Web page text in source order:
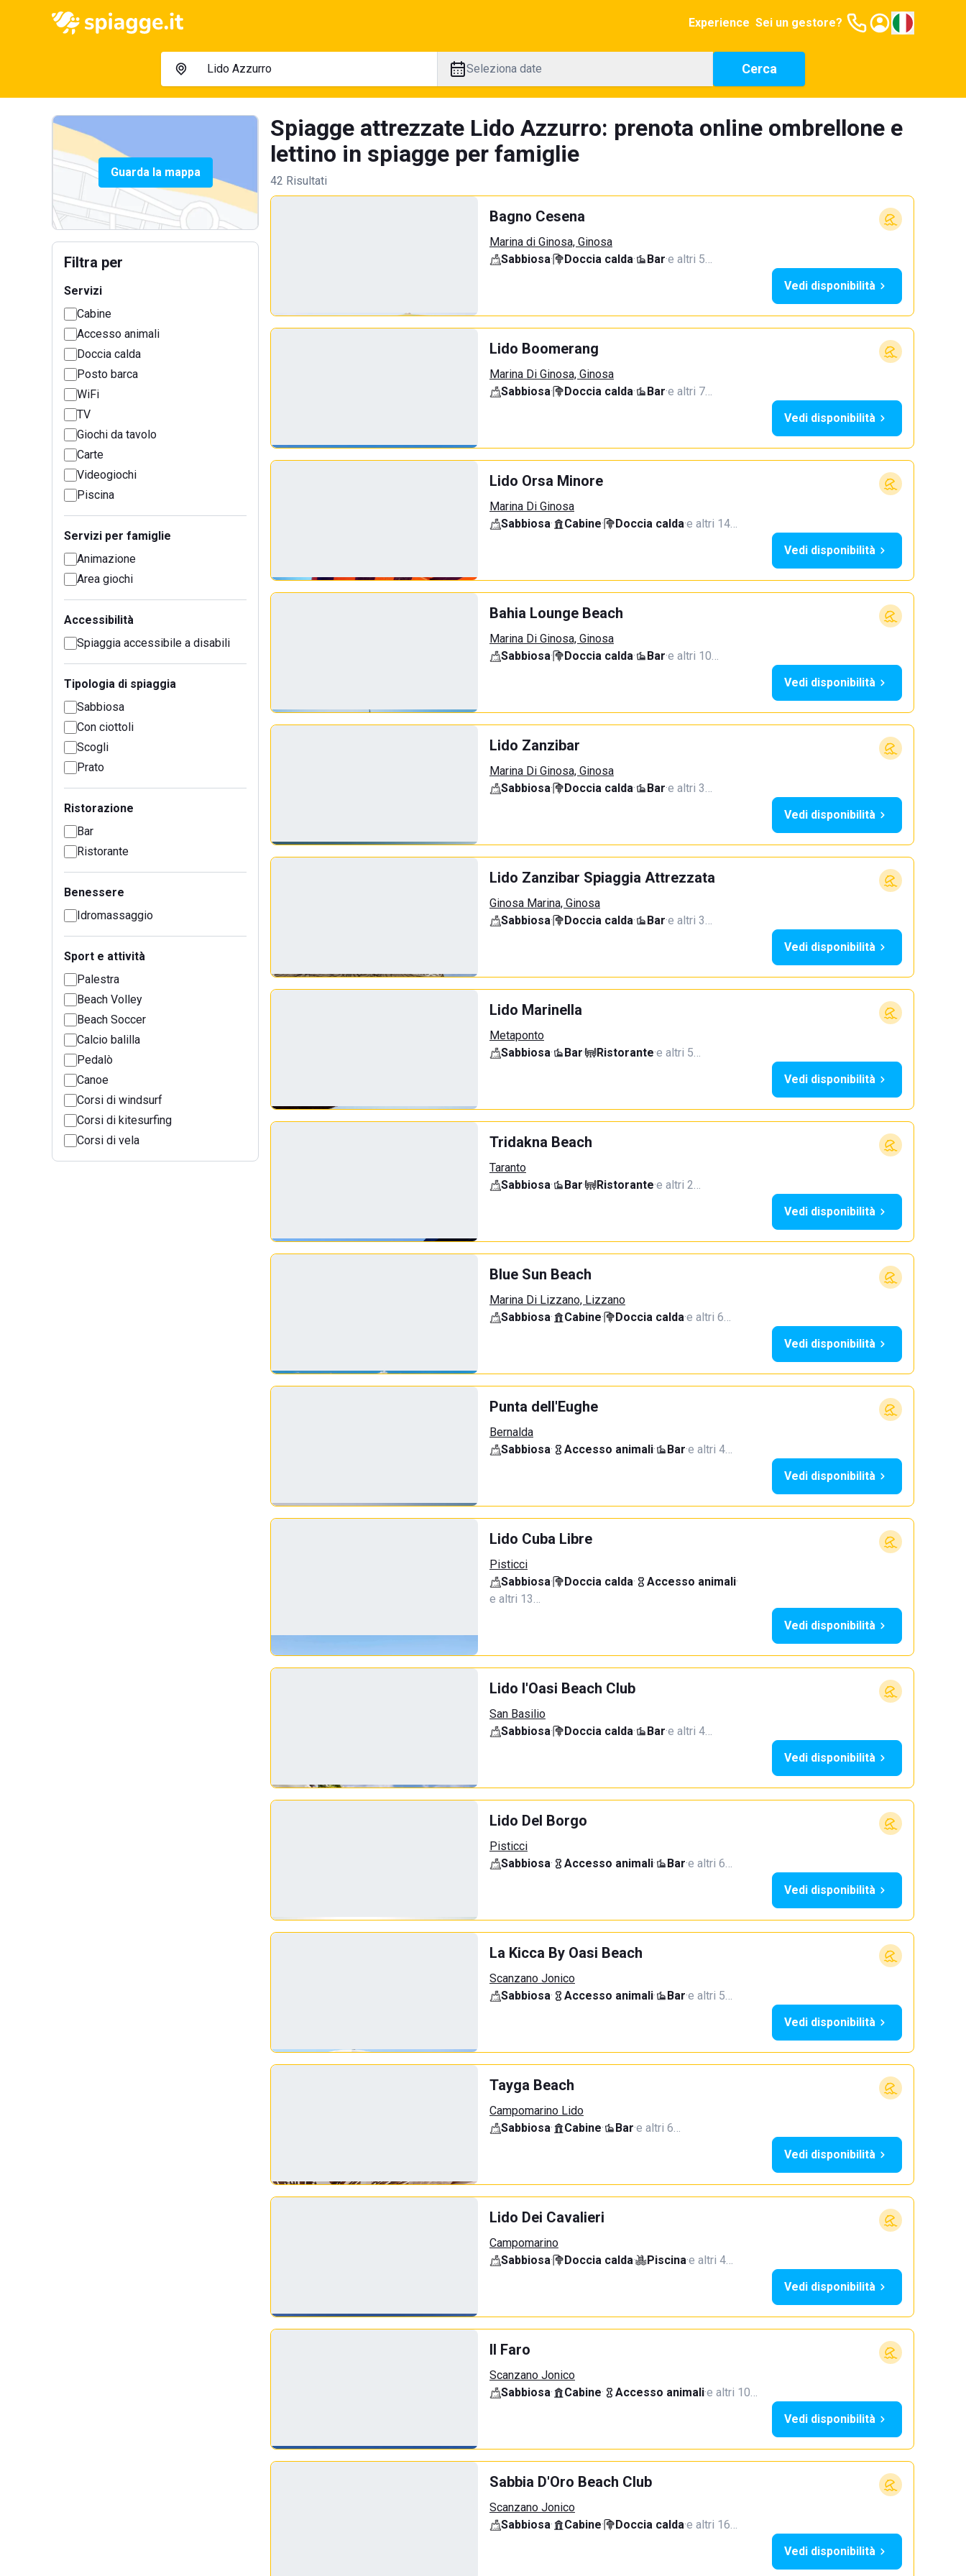
Experience Sei un gestore?
Seleziona date Cerca
Guarda la mappa
Filtra per
Servizi
Cabine
Accesso animali
Doccia calda
Posto barca
WiFi
TV
Giochi da tavolo
Carte
Videogiochi
Piscina
Servizi per famiglie
Animazione
Area giochi
Accessibilità
Spiaggia accessibile a disabili
Tipologia di spiaggia
Sabbiosa
Con ciottoli
Scogli
Prato
Ristorazione
Bar
Ristorante
Benessere
Idromassaggio
Sport e attività
Palestra
Beach Volley
Beach Soccer
Calcio balilla
Pedalò
Canoe
Corsi di windsurf
Corsi di kitesurfing
Corsi di vela
Spiagge attrezzate Lido Azzurro: prenota online ombrellone e
lettino in spiagge per famiglie
42 Risultati
Bagno Cesena
Marina di Ginosa, Ginosa
Sabbiosa· Doccia calda· Bar·e altri 5…
Vedi disponibilità
Lido Boomerang
Marina Di Ginosa, Ginosa
Sabbiosa· Doccia calda· Bar·e altri 7…
Vedi disponibilità
Lido Orsa Minore
Marina Di Ginosa
Sabbiosa· Cabine· Doccia calda·e altri 14…
Vedi disponibilità
Bahia Lounge Beach
Marina Di Ginosa, Ginosa
Sabbiosa· Doccia calda· Bar·e altri 10…
Vedi disponibilità
Lido Zanzibar
Marina Di Ginosa, Ginosa
Sabbiosa· Doccia calda· Bar·e altri 3…
Vedi disponibilità
Lido Zanzibar Spiaggia Attrezzata
Ginosa Marina, Ginosa
Sabbiosa· Doccia calda· Bar·e altri 3…
Vedi disponibilità
Lido Marinella
Metaponto
Sabbiosa· Bar· Ristorante·e altri 5…
Vedi disponibilità
Tridakna Beach
Taranto
Sabbiosa· Bar· Ristorante·e altri 2…
Vedi disponibilità
Blue Sun Beach
Marina Di Lizzano, Lizzano
Sabbiosa· Cabine· Doccia calda·e altri 6…
Vedi disponibilità
Punta dell'Eughe
Bernalda
Sabbiosa· Accesso animali· Bar·e altri 4…
Vedi disponibilità
Lido Cuba Libre
Pisticci
Sabbiosa· Doccia calda· Accesso animali·
e altri 13…
Vedi disponibilità
Lido l'Oasi Beach Club
San Basilio
Sabbiosa· Doccia calda· Bar·e altri 4…
Vedi disponibilità
Lido Del Borgo
Pisticci
Sabbiosa· Accesso animali· Bar·e altri 6…
Vedi disponibilità
La Kicca By Oasi Beach
Scanzano Jonico
Sabbiosa· Accesso animali· Bar·e altri 5…
Vedi disponibilità
Tayga Beach
Campomarino Lido
Sabbiosa· Cabine· Bar·e altri 6…
Vedi disponibilità
Lido Dei Cavalieri
Campomarino
Sabbiosa· Doccia calda· Piscina·e altri 4…
Vedi disponibilità
Il Faro
Scanzano Jonico
Sabbiosa· Cabine· Accesso animali·e altri 10…
Vedi disponibilità
Sabbia D'Oro Beach Club
Scanzano Jonico
Sabbiosa· Cabine· Doccia calda·e altri 16…
Vedi disponibilità